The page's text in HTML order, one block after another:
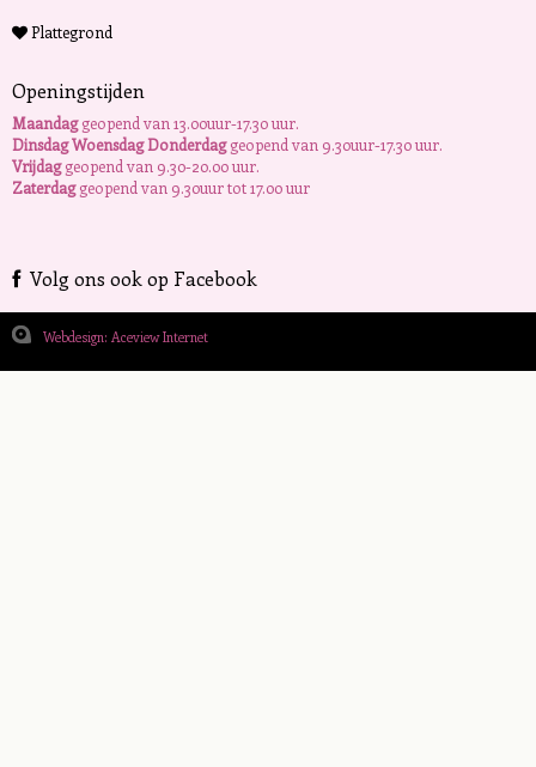
Plattegrond
Openingstijden
Maandaggeopend van 13.00uur-17.30 uur.
Dinsdag Woensdag Donderdaggeopend van 9.30uur-17.30 uur.
Vrijdaggeopend van 9.30-20.00 uur.
Zaterdaggeopend van 9.30uur tot 17.00 uur
Volg ons ook op Facebook
Webdesign: Aceview Internet